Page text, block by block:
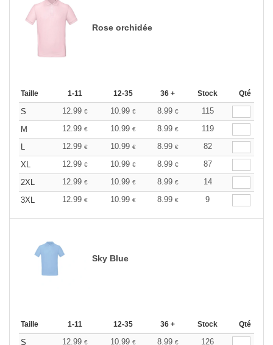
Rose orchidée
Taille 1-11 12-35 36 + Stock Qté
S 12.99 € 10.99 € 8.99 €
115
M
12.99 € 10.99 € 8.99 €
119
L
12.99 € 10.99 € 8.99 €
82
XL
12.99 € 10.99 € 8.99 €
87
2XL
12.99 € 10.99 € 8.99 €
14
3XL
12.99 € 10.99 € 8.99 € 9
Sky Blue
Taille 1-11 12-35 36 + Stock Qté
S 12.99 € 10.99 € 8.99 €
126